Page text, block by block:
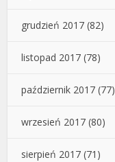
grudzień 2017 (82)
listopad 2017 (78)
październik 2017 (77)
wrzesień 2017 (80)
sierpień 2017 (71)